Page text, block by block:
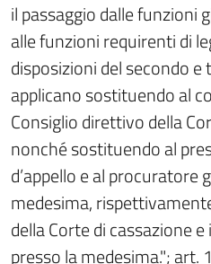
il passaggio dalle funzioni
alle funzioni requirenti di
disposizioni del secondo e
applicano sostituendo al
Consiglio direttivo della
nonché sostituendo al
d’appello e al procuratore
medesima,
della Corte di cassazione
presso la medesima."; art.